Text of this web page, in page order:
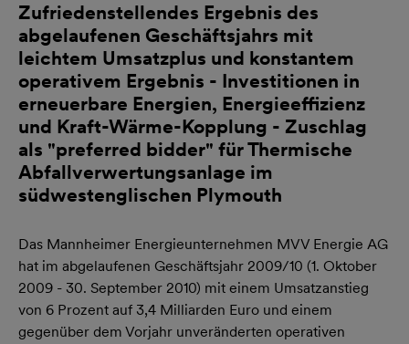
Zufriedenstellendes Ergebnis des
abgelaufenen Geschäftsjahrs mit
leichtem Umsatzplus und konstantem
operativem Ergebnis - Investitionen in
erneuerbare Energien, Energieeffizienz
und Kraft-Wärme-Kopplung - Zuschlag
als "preferred bidder" für Thermische
Abfallverwertungsanlage im
südwestenglischen Plymouth
Das Mannheimer Energieunternehmen MVV Energie AG
hat im abgelaufenen Geschäftsjahr 2009/10 (1. Oktober
2009 - 30. September 2010) mit einem Umsatzanstieg
von 6 Prozent auf 3,4 Milliarden Euro und einem
gegenüber dem Vorjahr unveränderten operativen